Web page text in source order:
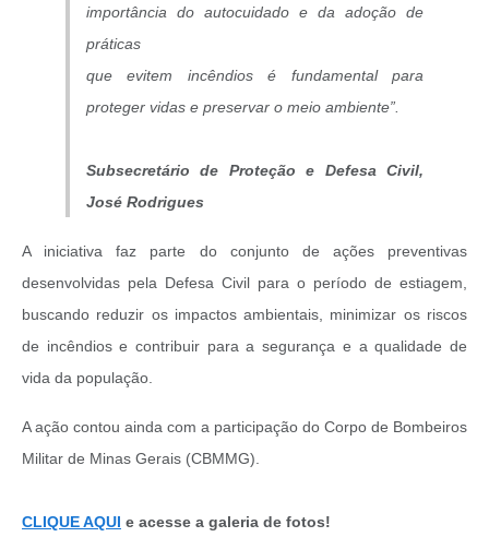
importância do autocuidado e da adoção de
práticas
que evitem incêndios é fundamental para
proteger vidas e preservar o meio ambiente”.
Subsecretário de Proteção e Defesa Civil,
José Rodrigues
A iniciativa faz parte do conjunto de ações preventivas
desenvolvidas pela Defesa Civil para o período de estiagem,
buscando reduzir os impactos ambientais, minimizar os riscos
de incêndios e contribuir para a segurança e a qualidade de
vida da população.
A ação contou ainda com a participação do Corpo de Bombeiros
Militar de Minas Gerais (CBMMG).
CLIQUE AQUI e acesse a galeria de fotos!